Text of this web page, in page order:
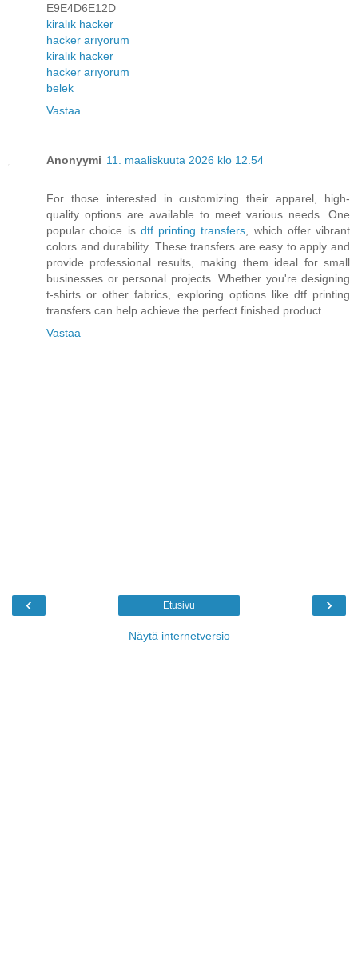
E9E4D6E12D
kiralık hacker
hacker arıyorum
kiralık hacker
hacker arıyorum
belek
Vastaa
Anonyymi 11. maaliskuuta 2026 klo 12.54
For those interested in customizing their apparel, high-
quality options are available to meet various needs. One
popular choice is dtf printing transfers , which offer vibrant
colors and durability. These transfers are easy to apply and
provide professional results, making them ideal for small
businesses or personal projects. Whether you're designing
t-shirts or other fabrics, exploring options like dtf printing
transfers can help achieve the perfect finished product.
Vastaa
‹ ›
Etusivu
Näytä internetversio